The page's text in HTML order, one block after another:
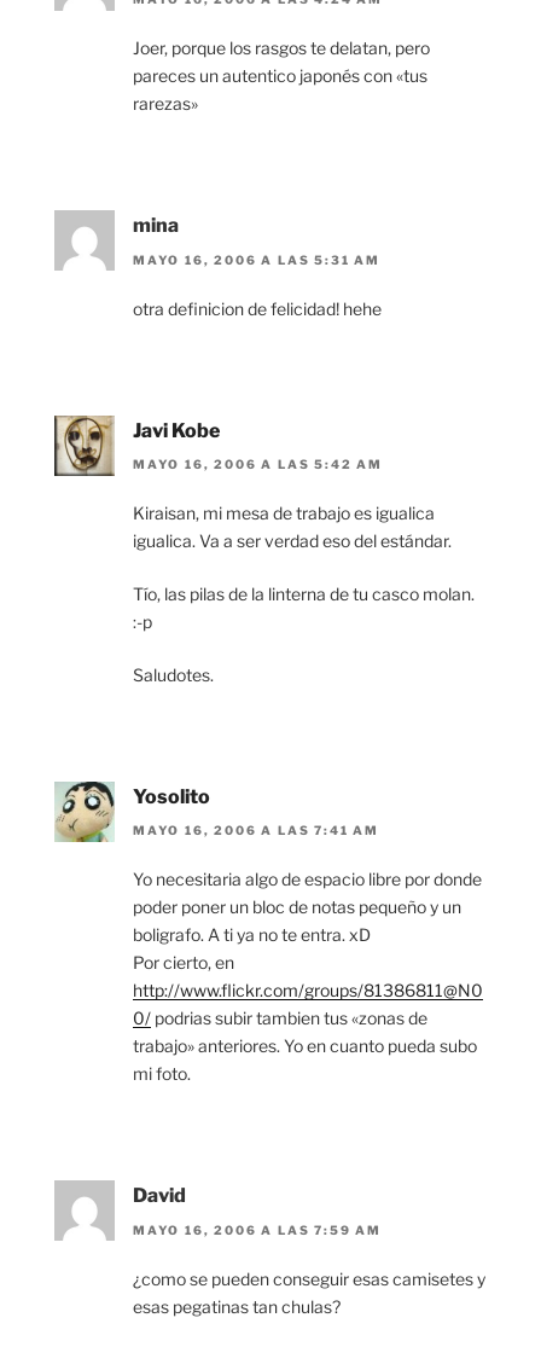
Joer, porque los rasgos te delatan, pero
pareces un autentico japonés con «tus
rarezas»
mina
MAYO 16, 2006 A LAS 5:31 AM
otra definicion de felicidad! hehe
Javi Kobe
MAYO 16, 2006 A LAS 5:42 AM
Kiraisan, mi mesa de trabajo es igualica
igualica. Va a ser verdad eso del estándar.
Tío, las pilas de la linterna de tu casco molan.
:-p
Saludotes.
Yosolito
MAYO 16, 2006 A LAS 7:41 AM
Yo necesitaria algo de espacio libre por donde
poder poner un bloc de notas pequeño y un
boligrafo. A ti ya no te entra. xD
Por cierto, en
http://www.flickr.com/groups/81386811@N0
0/ podrias subir tambien tus «zonas de
trabajo» anteriores. Yo en cuanto pueda subo
mi foto.
David
MAYO 16, 2006 A LAS 7:59 AM
¿como se pueden conseguir esas camisetes y
esas pegatinas tan chulas?